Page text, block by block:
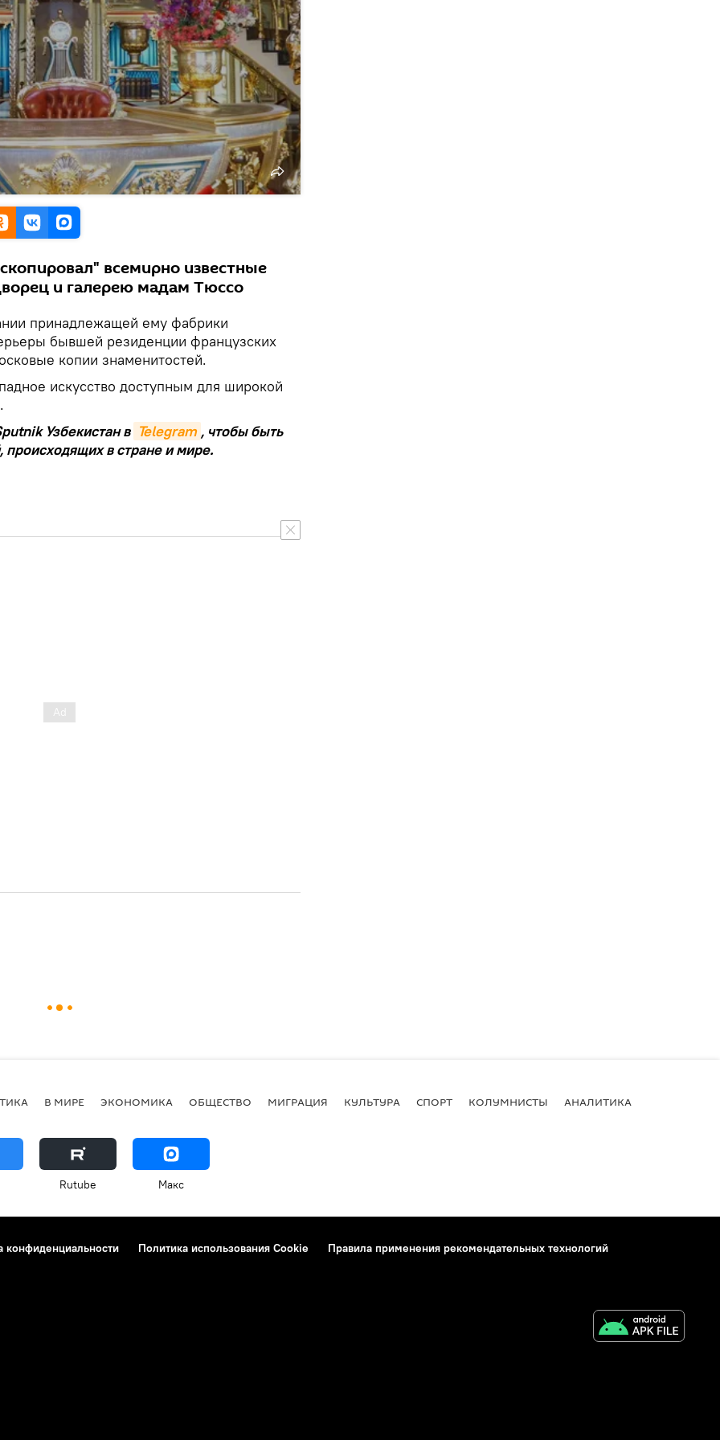
всемирно известные
и галерею мадам Тюссо
принадлежащей ему фабрики
бывшей резиденции французских
копии знаменитостей.
искусство доступным для широкой
Узбекистан в Telegram , чтобы быть
происходящих в стране и мире.
В МИРЕ ЭКОНОМИКА ОБЩЕСТВО МИГРАЦИЯ КУЛЬТУРА СПОРТ КОЛУМНИСТЫ АНАЛИТИКА
Rutube Макс
конфиденциальности Политика использования Cookie
Правила применения рекомендательных технологий